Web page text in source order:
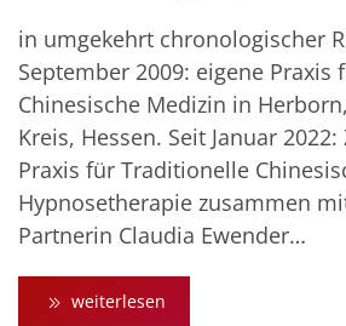
in umgekehrt chronologischer
September 2009: eigene
Chinesische Medizin in
Kreis, Hessen. Seit Januar
Praxis für Traditionelle
Hypnosetherapie zusammen
Partnerin Claudia Ewender…
weiterlesen